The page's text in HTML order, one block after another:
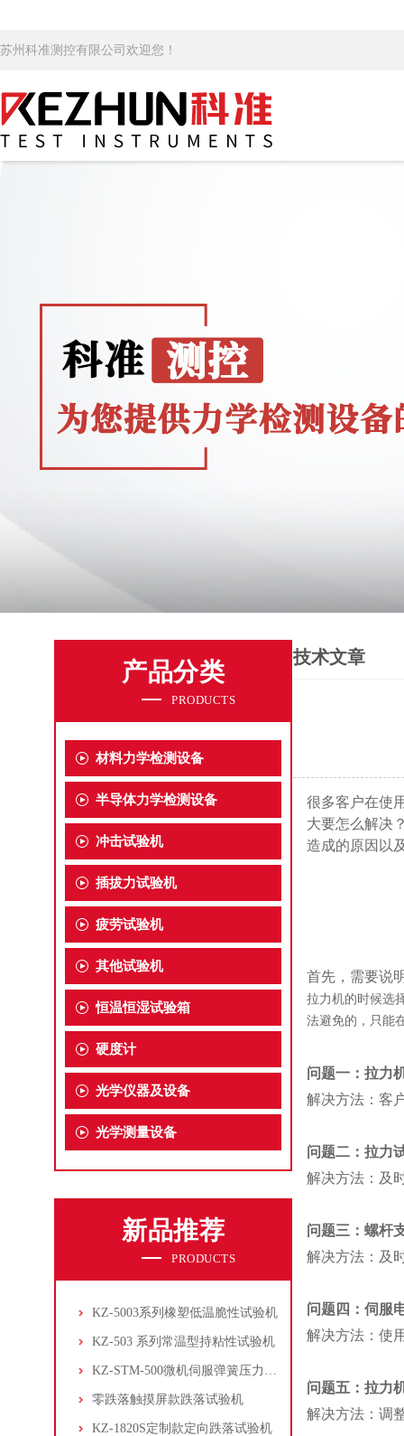
苏州科准测控有限公司欢迎您！
产品分类
PRODUCTS
材料力学检测设备
半导体力学检测设备
冲击试验机
插拔力试验机
疲劳试验机
其他试验机
恒温恒湿试验箱
硬度计
光学仪器及设备
光学测量设备
新品推荐
PRODUCTS
KZ-5003系列橡塑低温脆性试验机
KZ-503 系列常温型持粘性试验机
KZ-STM-500微机伺服弹簧压力试验机
零跌落触摸屏款跌落试验机
KZ-1820S定制款定向跌落试验机
技术文章
很多客户在使
大要怎么解决
造成的原因以
首先，需要说
拉力机的时候选
法避免的，只能
问题一：拉力
解决方法：客
问题二：拉力
解决方法：及
问题三：螺杆
解决方法：及
问题四：伺服
解决方法：使
问题五：拉力
解决方法：调